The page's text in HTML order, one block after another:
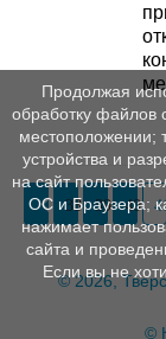
38 39 40
© 2026,
©
Продолжая
обработку файлов
местоположении;
устройства и
на сайт
ОС и Браузера;
нажимает
сайта и
Если вы не